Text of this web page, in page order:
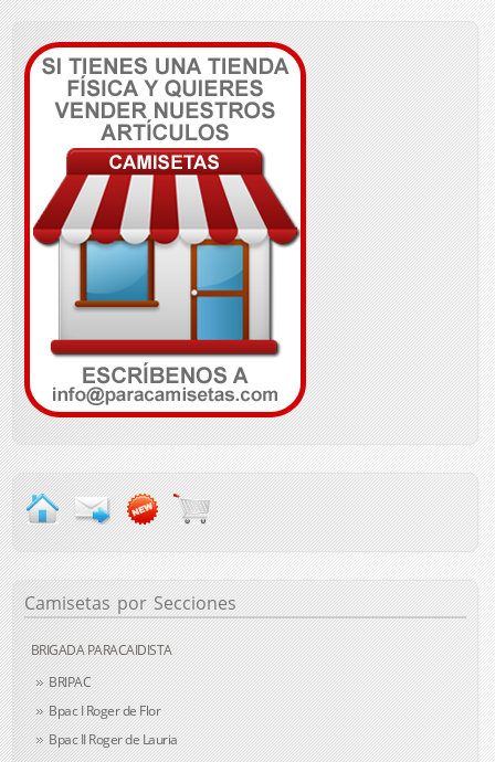
Camisetas por Secciones
BRIGADA PARACAIDISTA
BRIPAC
Bpac I Roger de Flor
Bpac II Roger de Lauria